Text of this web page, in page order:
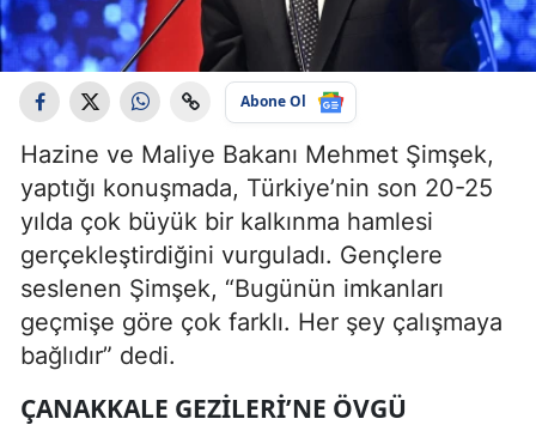
Abone Ol
Hazine ve Maliye Bakanı Mehmet Şimşek,
yaptığı konuşmada, Türkiye’nin son 20-25
yılda çok büyük bir kalkınma hamlesi
gerçekleştirdiğini vurguladı. Gençlere
seslenen Şimşek, “Bugünün imkanları
geçmişe göre çok farklı. Her şey çalışmaya
bağlıdır” dedi.
ÇANAKKALE GEZILERI’NE ÖVGÜ